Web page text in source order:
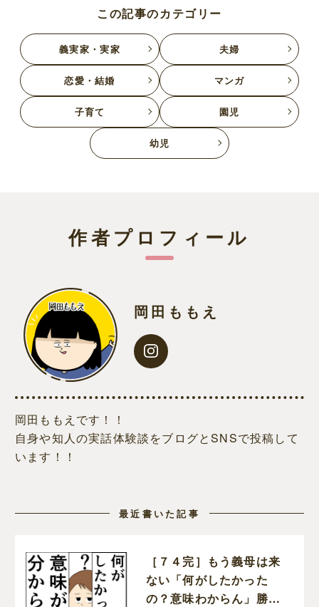
この記事のカテゴリー
義実家・実家 夫婦
恋愛・結婚 マンガ
子育て 園児
幼児
作者プロフィール
岡田ももえ
岡田ももえです！！
自身や知人の実話体験談をブログとSNSで投稿して
います！！
最近書いた記事
［７４完］もう義母は来
ない「何がしたかった
の？意味わからん」勝っ